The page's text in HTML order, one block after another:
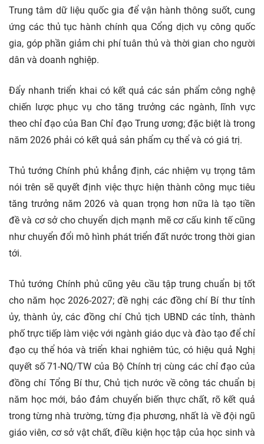
Trung tâm dữ liệu quốc gia để vận hành thông suốt, cung
ứng các thủ tục hành chính qua Cổng dịch vụ công quốc
gia, góp phần giảm chi phí tuân thủ và thời gian cho người
dân và doanh nghiệp.
Đẩy nhanh triển khai có kết quả các sản phẩm công nghệ
chiến lược phục vụ cho tăng trưởng các ngành, lĩnh vực
theo chỉ đạo của Ban Chỉ đạo Trung ương; đặc biệt là trong
năm 2026 phải có kết quả sản phẩm cụ thể và có giá trị.
Thủ tướng Chính phủ khẳng định, các nhiệm vụ trọng tâm
nói trên sẽ quyết định việc thực hiện thành công mục tiêu
tăng trưởng năm 2026 và quan trọng hơn nữa là tạo tiền
đề và cơ sở cho chuyển dịch mạnh mẽ cơ cấu kinh tế cũng
như chuyển đổi mô hình phát triển đất nước trong thời gian
tới.
Thủ tướng Chính phủ cũng yêu cầu tập trung chuẩn bị tốt
cho năm học 2026-2027; đề nghị các đồng chí Bí thư tỉnh
ủy, thành ủy, các đồng chí Chủ tịch UBND các tỉnh, thành
phố trực tiếp làm việc với ngành giáo dục và đào tạo để chỉ
đạo cụ thể hóa và triển khai nghiêm túc, có hiệu quả Nghị
quyết số 71-NQ/TW của Bộ Chính trị cùng các chỉ đạo của
đồng chí Tổng Bí thư, Chủ tịch nước về công tác chuẩn bị
năm học mới, bảo đảm chuyển biến thực chất, rõ kết quả
trong từng nhà trường, từng địa phương, nhất là về đội ngũ
giáo viên, cơ sở vật chất, điều kiện học tập của học sinh và